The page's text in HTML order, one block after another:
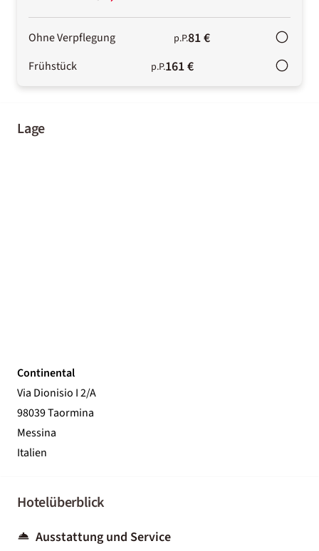
Ohne Verpflegung p.P.81 €
Frühstück p.P.161 €
Lage
Continental
Via Dionisio I 2/A
98039 Taormina
Messina
Italien
Hotelüberblick
Ausstattung und Service